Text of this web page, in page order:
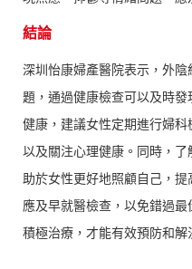
結論
深圳怡康婦產醫院表示，外
題，通過健康檢查可以及時
健康，建議女性定期進行婦
以及關注心理健康。同時，
助於女性更好地照顧自己，
應及早就醫檢查，以免錯過
積極治療，才能有效預防和